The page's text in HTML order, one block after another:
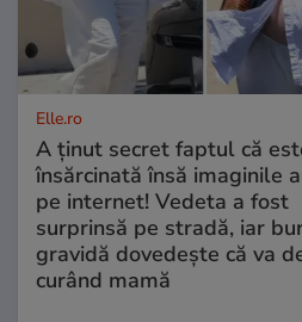
Elle.ro
A ținut secret faptul că
însărcinată însă imaginile
pe internet! Vedeta a fost
surprinsă pe stradă, iar
gravidă dovedește că va
curând mamă